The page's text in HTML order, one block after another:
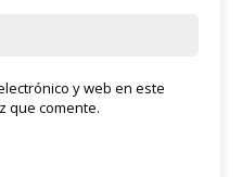
y web en este
que comente.